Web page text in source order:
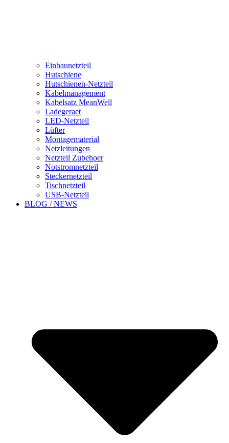
Einbaunetzteil
Hutschiene
Hutschienen-Netzteil
Kabelmanagement
Kabelsatz MeanWell
Ladegeraet
LED-Netzteil
Lüfter
Montagematerial
Netzleitungen
Netzteil Zubehoer
Notstromnetzteil
Steckernetzteil
Tischnetzteil
USB-Netzteil
BLOG / NEWS